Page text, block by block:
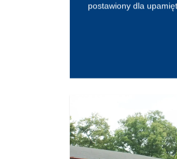
postawiony dla